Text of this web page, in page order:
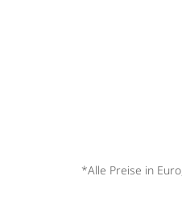
*Alle Preise in